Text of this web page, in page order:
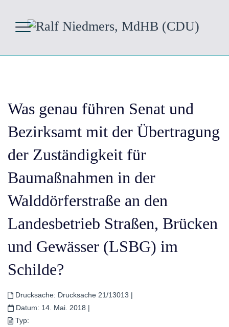
Was genau führen Senat und
Bezirksamt mit der Übertragung
der Zuständigkeit für
Baumaßnahmen in der
Walddörferstraße an den
Landesbetrieb Straßen, Brücken
und Gewässer (LSBG) im
Schilde?
Drucksache: Drucksache 21/13013 |
Datum: 14. Mai. 2018 |
Typ: